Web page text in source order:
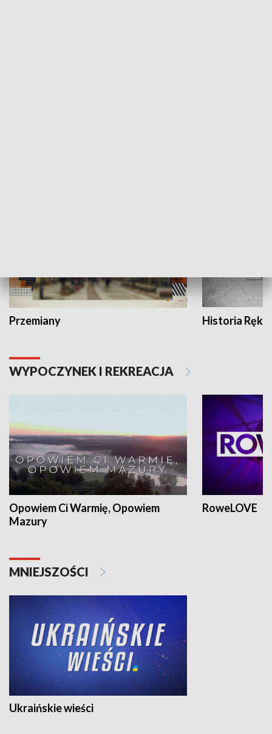
Przemiany Historia Ręką
WYPOCZYNEK I REKREACJA
Opowiem Ci Warmię, Opowiem
Mazury
RoweLOVE
MNIEJSZOŚCI
Ukraińskie wieści